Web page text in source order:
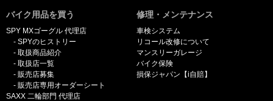
バイク用品を買う
SPY MXゴーグル 代理店
SPYのヒストリー
取扱商品紹介
取扱店一覧
販売店募集
販売店専用オーダーシート
SAXX 二輪部門 代理店
修理・メンテナンス
車検システム
リコール改修について
マンスリーガレージ
バイク保険
損保ジャパン【i自賠】